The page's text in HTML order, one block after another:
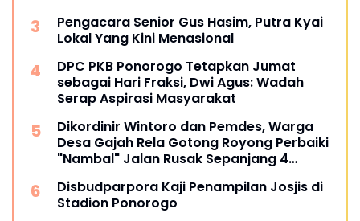
Pengacara Senior Gus Hasim, Putra Kyai
Lokal Yang Kini Menasional
DPC PKB Ponorogo Tetapkan Jumat
sebagai Hari Fraksi, Dwi Agus: Wadah
Serap Aspirasi Masyarakat
Dikordinir Wintoro dan Pemdes, Warga
Desa Gajah Rela Gotong Royong Perbaiki
"Nambal" Jalan Rusak Sepanjang 4
Disbudparpora Kaji Penampilan Josjis di
Stadion Ponorogo